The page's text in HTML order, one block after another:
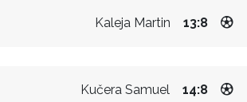
Kaleja Martin 13:8
Kučera Samuel 14:8